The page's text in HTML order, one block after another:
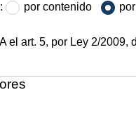
por contenido
el art. 5, por Ley 2/2009,